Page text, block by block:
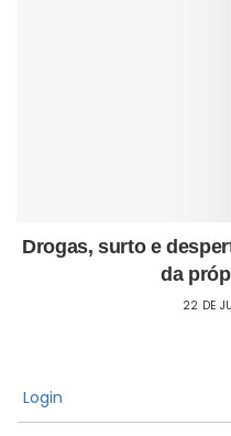
Drogas, surto e
da
22 DE
Login